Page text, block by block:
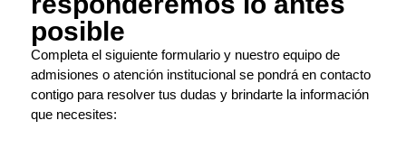
posible
Completa el siguiente formulario y nuestro equipo de
admisiones o atención institucional se pondrá en contacto
contigo para resolver tus dudas y brindarte la información
que necesites: